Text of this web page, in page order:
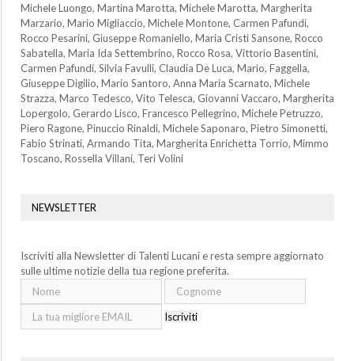
Michele Luongo, Martina Marotta, Michele Marotta, Margherita
Marzario, Mario Migliaccio, Michele Montone, Carmen Pafundi,
Rocco Pesarini, Giuseppe Romaniello, Maria Cristi Sansone, Rocco
Sabatella, Maria Ida Settembrino, Rocco Rosa, Vittorio Basentini,
Carmen Pafundi, Silvia Favulli, Claudia De Luca, Mario, Faggella,
Giuseppe Digilio, Mario Santoro, Anna Maria Scarnato, Michele
Strazza, Marco Tedesco, Vito Telesca, Giovanni Vaccaro, Margherita
Lopergolo, Gerardo Lisco, Francesco Pellegrino, Michele Petruzzo,
Piero Ragone, Pinuccio Rinaldi, Michele Saponaro, Pietro Simonetti,
Fabio Strinati, Armando Tita, Margherita Enrichetta Torrio, Mimmo
Toscano, Rossella Villani, Teri Volini
NEWSLETTER
Iscriviti alla Newsletter di Talenti Lucani e resta sempre aggiornato
sulle ultime notizie della tua regione preferita.
Iscriviti